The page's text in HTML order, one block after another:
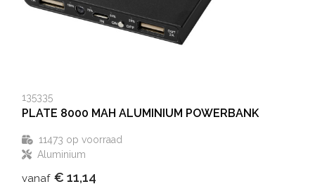
135335
PLATE 8000 MAH ALUMINIUM POWERBANK
11473 op voorraad
Aluminium
vanaf € 11,14